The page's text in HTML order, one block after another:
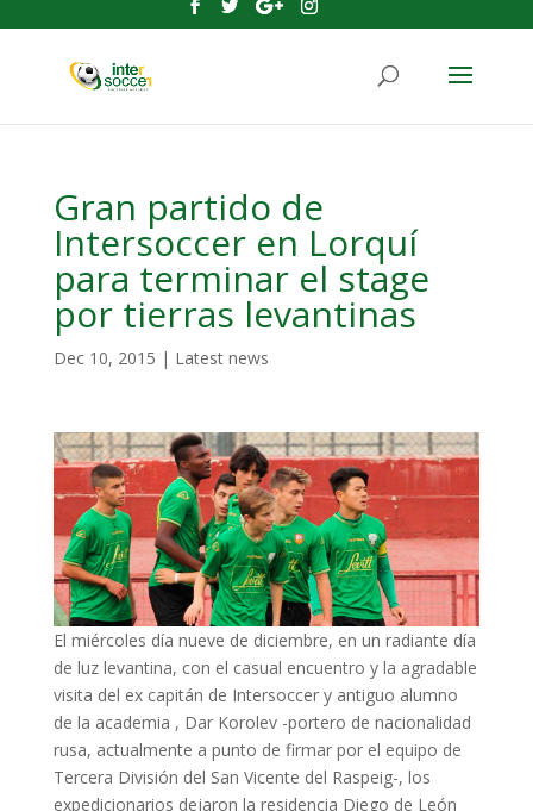
Gran partido de
Intersoccer en Lorquí
para terminar el stage
por tierras levantinas
Dec 10, 2015 | Latest news
El miércoles día nueve de diciembre, en un radiante día
de luz levantina, con el casual encuentro y la agradable
visita del ex capitán de Intersoccer y antiguo alumno
de la academia , Dar Korolev -portero de nacionalidad
rusa, actualmente a punto de firmar por el equipo de
Tercera División del San Vicente del Raspeig-, los
expedicionarios dejaron la residencia Diego de León